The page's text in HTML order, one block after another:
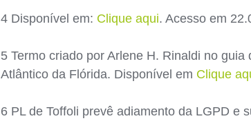
4 Disponível em: Clique aqui. Acesso em
5 Termo criado por Arlene H. Rinaldi no
Atlântico da Flórida. Disponível em Clique
6 PL de Toffoli prevê adiamento da LGPD e